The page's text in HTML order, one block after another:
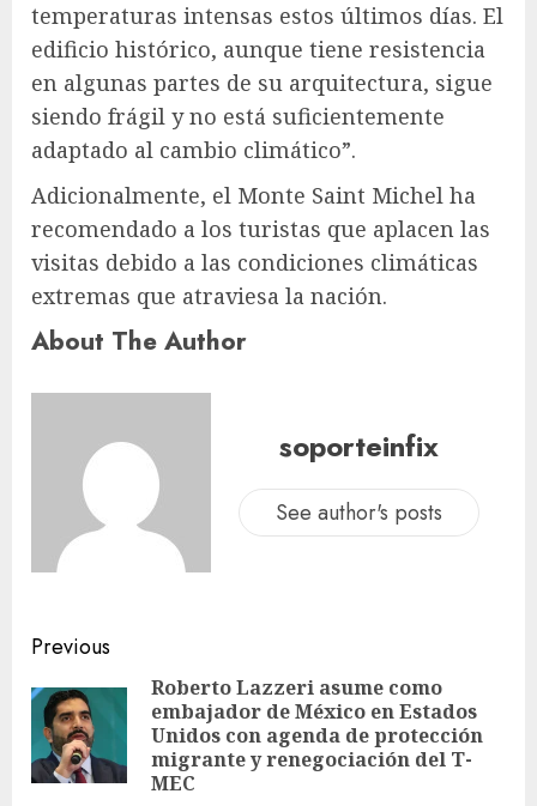
temperaturas intensas estos últimos días. El
edificio histórico, aunque tiene resistencia
en algunas partes de su arquitectura, sigue
siendo frágil y no está suficientemente
adaptado al cambio climático”.
Adicionalmente, el Monte Saint Michel ha
recomendado a los turistas que aplacen las
visitas debido a las condiciones climáticas
extremas que atraviesa la nación.
About The Author
soporteinfix
See author's posts
Previous
Roberto Lazzeri asume como
embajador de México en Estados
Unidos con agenda de protección
migrante y renegociación del T-
MEC